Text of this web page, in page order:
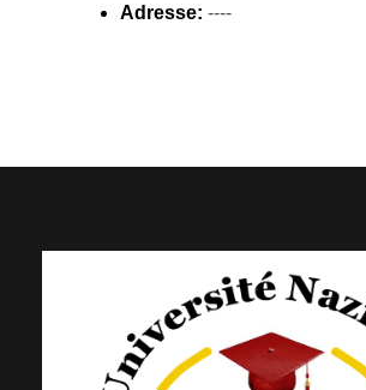
Adresse: ----